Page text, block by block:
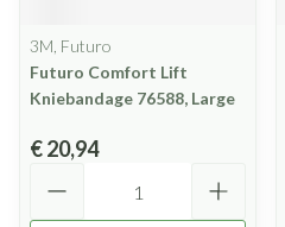
3M, Futuro
Futuro Comfort Lift
Kniebandage 76588, Large
€ 20,94